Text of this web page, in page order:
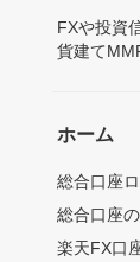
FXや投資
貨建て
ホーム
総合口座
総合口座
楽天FX口